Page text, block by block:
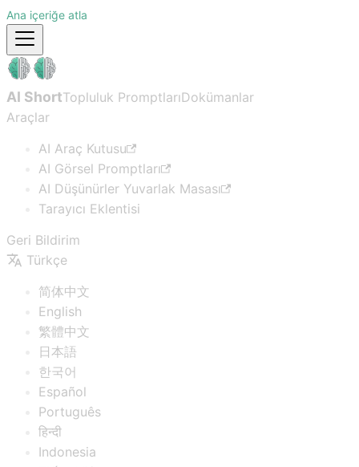
Ana içeriğe atla
AI ShortTopluluk PromptlarıDokümanlar
Araçlar
AI Araç Kutusu
AI Görsel Promptları
AI Düşünürler Yuvarlak Masası
Tarayıcı Eklentisi
Geri Bildirim
Türkçe
简体中文
English
繁體中文
日本語
한국어
Español
Português
हिन्दी
Indonesia